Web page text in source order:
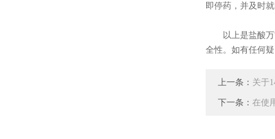
即停药，并及时
以上是盐酸万古
全性。如有任何
上一条： 关于
下一条： 在使